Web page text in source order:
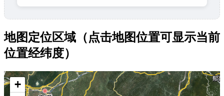
地图定位区域（点击地图位置可显示当前
位置经纬度）
+